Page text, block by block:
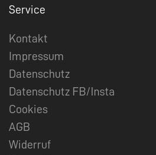
Service
Kontakt
Impressum
Datenschutz
Datenschutz FB/Insta
Cookies
AGB
Widerruf